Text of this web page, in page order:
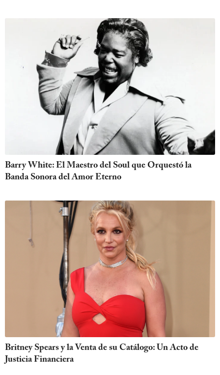
Barry White: El Maestro del Soul que Orquestó la
Banda Sonora del Amor Eterno
Britney Spears y la Venta de su Catálogo: Un Acto de
Justicia Financiera